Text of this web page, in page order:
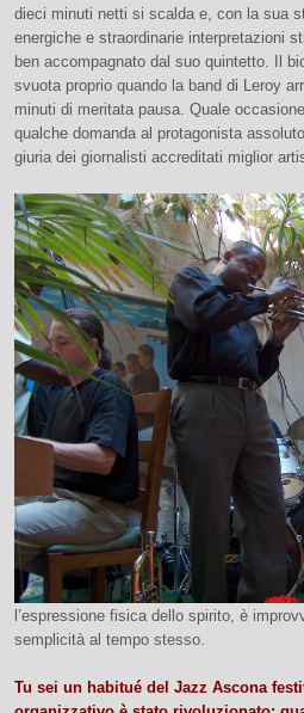
dieci minuti netti si scalda e, con la sua
energiche e straordinarie interpretazioni
ben accompagnato dal suo quintetto. Il
svuota proprio quando la band di Leroy
minuti di meritata pausa. Quale
qualche domanda al protagonista
giuria dei giornalisti accreditati miglior
l’espressione fisica dello spirito, è
semplicità al tempo stesso.
Tu sei un habitué del Jazz Ascona